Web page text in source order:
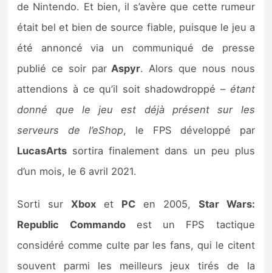
Autres tests
Previews
Précommandes
Précommandes jeux Switch 2
Sorties de jeux
Bons plans
Guides
de Nintendo. Et bien, il s’avère que cette rumeur
était bel et bien de source fiable, puisque le jeu a
été annoncé via un communiqué de presse
publié ce soir parAspyr. Alors que nous nous
attendions à ce qu’il soit shadowdroppé – étant
donné que le jeu est déjà présent sur les
serveurs de l’eShop, le FPS développé par
LucasArts sortira finalement dans un peu plus
d’un mois, le 6 avril 2021.
Sorti surXbox et PCen 2005, Star Wars:
Republic Commandoest un FPS tactique
considéré comme culte par les fans, qui le citent
souvent parmi les meilleurs jeux tirés de la